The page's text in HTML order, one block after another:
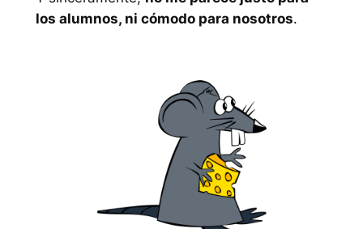
los alumnos, ni cómodo para nosotros.